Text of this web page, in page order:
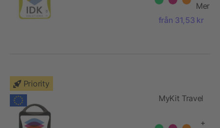
Mer
från 31,53 kr
Priority
MyKit Travel
+